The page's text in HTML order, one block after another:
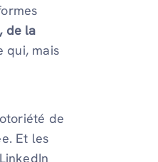
de la
qui, mais
de
Et les